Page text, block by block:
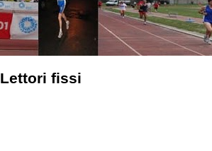
Lettori fissi